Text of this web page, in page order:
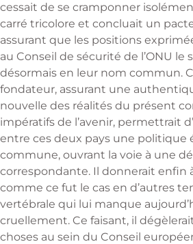
cessait de se cramponner
carré tricolore et concluait un
assurant que les positions
au Conseil de sécurité de l’ONU le
désormais en leur nom commun.
fondateur, assurant une
nouvelle des réalités du présent
impératifs de l’avenir, permettrait
entre ces deux pays une politique
commune, ouvrant la voie à une
correspondante. Il donnerait enfin
comme ce fut le cas en d’autres
vertébrale qui lui manque
cruellement. Ce faisant, il
choses au sein du Conseil